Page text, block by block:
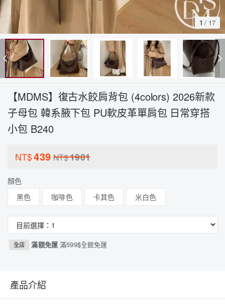
1 / 17
【MDMS】復古水餃肩背包 (4colors) 2026新款
子母包 韓系腋下包 PU軟皮革單肩包 日常穿搭
小包 B240
NT$439 NT$1901
顏色
黑色
咖啡色 卡其色 米白色
全店 滿額免運滿599$全館免運
產品介紹